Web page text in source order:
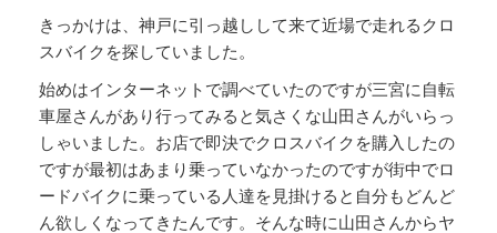
きっかけは、神戸に引っ越しして来て近場で走れるクロ
スバイクを探していました。
始めはインターネットで調べていたのですが三宮に自転
車屋さんがあり行ってみると気さくな山田さんがいらっ
しゃいました。お店で即決でクロスバイクを購入したの
ですが最初はあまり乗っていなかったのですが街中でロ
ードバイクに乗っている人達を見掛けると自分もどんど
ん欲しくなってきたんです。そんな時に山田さんからヤ